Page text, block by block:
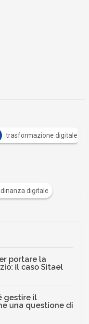
trasformazione digitale
digitale
portare la
il caso Sitael
gestire il
una questione di